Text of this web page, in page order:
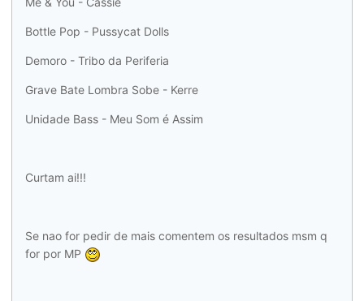
Bottle Pop - Pussycat Dolls
Demoro - Tribo da Periferia
Grave Bate Lombra Sobe - Kerre
Unidade Bass - Meu Som é Assim
Curtam ai!!!
Se nao for pedir de mais comentem os resultados msm q
for por MP